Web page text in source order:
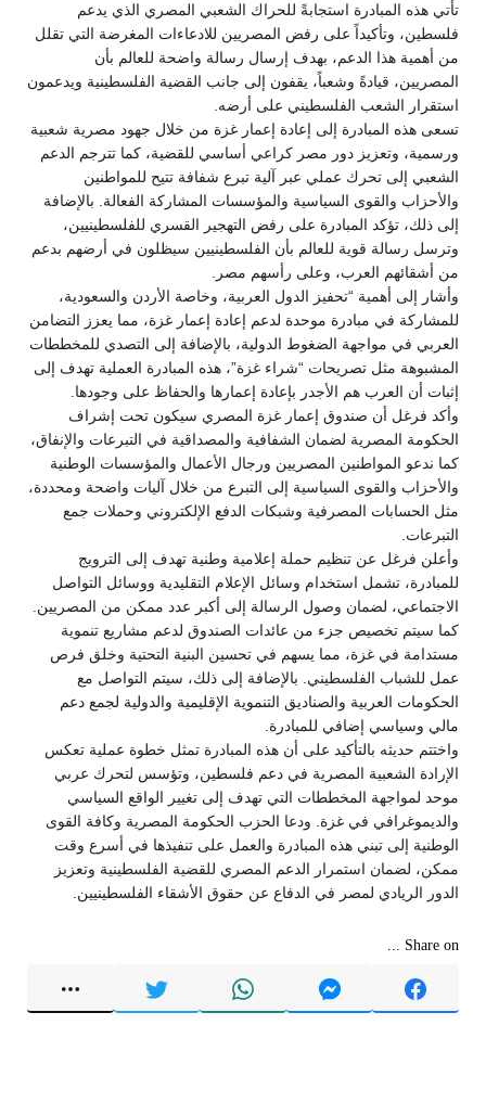
تأتي هذه المبادرة استجابةً للحراك الشعبي المصري الذي يدعم
فلسطين، وتأكيداً على رفض المصريين للادعاءات المغرضة التي تقلل
من أهمية هذا الدعم، بهدف إرسال رسالة واضحة للعالم بأن
المصريين، قيادةً وشعباً، يقفون إلى جانب القضية الفلسطينية ويدعمون
استقرار الشعب الفلسطيني على أرضه.
تسعى هذه المبادرة إلى إعادة إعمار غزة من خلال جهود مصرية شعبية
ورسمية، وتعزيز دور مصر كراعي أساسي للقضية، كما تترجم الدعم
الشعبي إلى تحرك عملي عبر آلية تبرع شفافة تتيح للمواطنين
والأحزاب والقوى السياسية والمؤسسات المشاركة الفعالة. بالإضافة
إلى ذلك، تؤكد المبادرة على رفض التهجير القسري للفلسطينيين،
وترسل رسالة قوية للعالم بأن الفلسطينيين سيظلون في أرضهم بدعم
من أشقائهم العرب، وعلى رأسهم مصر.
وأشار إلى أهمية “تحفيز الدول العربية، وخاصة الأردن والسعودية،
للمشاركة في مبادرة موحدة لدعم إعادة إعمار غزة، مما يعزز التضامن
العربي في مواجهة الضغوط الدولية، بالإضافة إلى التصدي للمخططات
المشبوهة مثل تصريحات “شراء غزة”، هذه المبادرة العملية تهدف إلى
إثبات أن العرب هم الأجدر بإعادة إعمارها والحفاظ على وجودها.
وأكد فرغل أن صندوق إعمار غزة المصري سيكون تحت إشراف
الحكومة المصرية لضمان الشفافية والمصداقية في التبرعات والإنفاق،
كما ندعو المواطنين المصريين ورجال الأعمال والمؤسسات الوطنية
والأحزاب والقوى السياسية إلى التبرع من خلال آليات واضحة ومحددة،
مثل الحسابات المصرفية وشبكات الدفع الإلكتروني وحملات جمع
التبرعات.
وأعلن فرغل عن تنظيم حملة إعلامية وطنية تهدف إلى الترويج
للمبادرة، تشمل استخدام وسائل الإعلام التقليدية ووسائل التواصل
الاجتماعي، لضمان وصول الرسالة إلى أكبر عدد ممكن من المصريين.
كما سيتم تخصيص جزء من عائدات الصندوق لدعم مشاريع تنموية
مستدامة في غزة، مما يسهم في تحسين البنية التحتية وخلق فرص
عمل للشباب الفلسطيني. بالإضافة إلى ذلك، سيتم التواصل مع
الحكومات العربية والصناديق التنموية الإقليمية والدولية لجمع دعم
مالي وسياسي إضافي للمبادرة.
واختتم حديثه بالتأكيد على أن هذه المبادرة تمثل خطوة عملية تعكس
الإرادة الشعبية المصرية في دعم فلسطين، وتؤسس لتحرك عربي
موحد لمواجهة المخططات التي تهدف إلى تغيير الواقع السياسي
والديموغرافي في غزة. ودعا الحزب الحكومة المصرية وكافة القوى
الوطنية إلى تبني هذه المبادرة والعمل على تنفيذها في أسرع وقت
ممكن، لضمان استمرار الدعم المصري للقضية الفلسطينية وتعزيز
الدور الريادي لمصر في الدفاع عن حقوق الأشقاء الفلسطينيين.
Share on ...